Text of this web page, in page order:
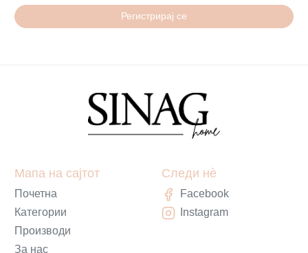
Регистрирај се
Мапа на сајтот
Почетна
Категории
Производи
За нас
Следи нè
Facebook
Instagram